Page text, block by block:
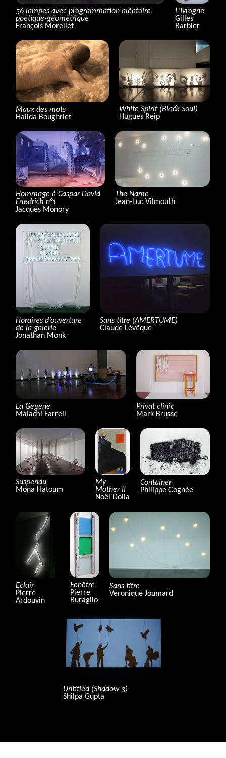
56 lampes avec programmation aléatoire-
poétique-géométrique
François Morellet
L’Ivrogne
Gilles
Barbier
Maux des mots
Halida Boughriet
White Spirit (Black Soul)
Hugues Reip
Hommage à Caspar David
Friedrich n°1
Jacques Monory
The Name
Jean-Luc Vilmouth
Horaires d’ouverture
de la galerie
Jonathan Monk
Sans titre (AMERTUME)
Claude Lévêque
La Gégène
Malachi Farrell
Privat clinic
Mark Brusse
Suspendu
Mona Hatoum
My
Mother II
Noël Dolla
Container
Philippe Cognée
Eclair
Pierre
Ardouvin
Fenêtre
Pierre
Buraglio
Sans titre
Veronique Joumard
Untitled (Shadow 3)
Shilpa Gupta